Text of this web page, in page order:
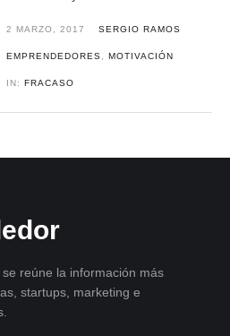
2 MARZO, 2017 SERGIO RAMOS
EMPRENDEDORES ,MOTIVACIÓN
IN:FRACASO
reúne la información más
startups, marketing e